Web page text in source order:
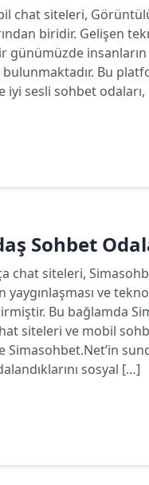
chat siteleri,
biridir. Gelişen
günümüzde
Bu
iyi sesli sohbet
Sohbet
chat siteleri,
yaygınlaşması ve
Bu bağlamda
siteleri ve mobil
Simasohbet.Net’in
sosyal […]